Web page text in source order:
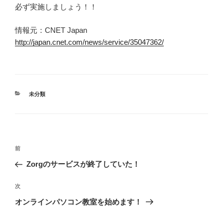
必ず実施しましょう！！
情報元：CNET Japan
http://japan.cnet.com/news/service/35047362/
カ
未分類
投
ナ
ビ
ゲ
前
の
稿
前
Zorgのサービスが終了していた！
次
の
次
オンラインパソコン教室を始めます！